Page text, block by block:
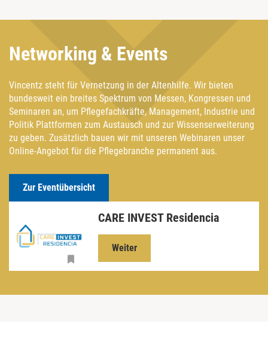
Networking & Events
Vincentz steht für Vernetzung in der Altenhilfe. Wir bieten
bundesweit ein breites Spektrum von Messen, Kongressen und
Seminaren an, um Pflegefachkräfte, Management, Industrie und
Politik Plattformen zum Austausch und zur Wissenserweiterung
zu geben. Zusätzlich bauen wir mit unseren Webinaren unser
Online-Angebot für die Pflegebranche permanent aus.
Zur Eventübersicht
CARE INVEST Residencia
Weiter